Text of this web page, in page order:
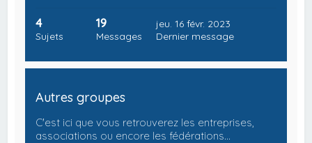
4
Sujets
19
Messages
jeu. 16 févr. 2023
Dernier message
Autres groupes
C'est ici que vous retrouverez les entreprises,
associations ou encore les fédérations…